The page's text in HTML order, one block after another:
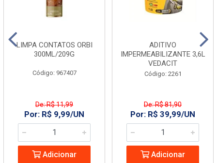
LIMPA CONTATOS ORBI
300ML/209G
Código: 967407
De: R$ 11,99
Por: R$ 9,99/UN
Adicionar
ADITIVO
IMPERMEABILIZANTE 3,6L
VEDACIT
Código: 2261
De: R$ 81,90
Por: R$ 39,99/UN
Adicionar